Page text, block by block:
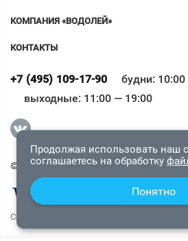
КОМПАНИЯ «ВОДОЛЕЙ»
КОНТАКТЫ
+7 (495) 109-17-90
будни:
выходные: 11:00 — 19:00
© 2009-2026 «Водолей Онлайн». Все
СОГЛАШЕНИЕ О КОНФИДЕНЦИАЛЬНОСТИ
Всё верно
Продолжая использовать наш
соглашаетесь на обработку
Понятно